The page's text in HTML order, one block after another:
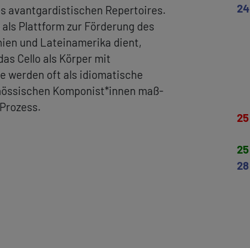
avantgardistischen Repertoires.
Plattform zur Förderung des
und Lateinamerika dient,
Cello als Körper mit
werden oft als idiomatische
Komponist*innen maß-
24
25
25
28